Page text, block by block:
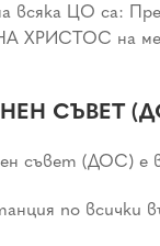
всяка ЦО са:
ХРИСТОС на
СЪВЕТ
съвет (ДОС) е
по